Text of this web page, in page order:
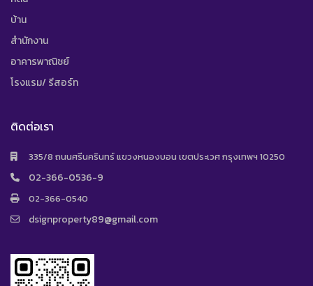
บ้าน
สำนักงาน
อาคารพาณิชย์
โรงแรม/ รีสอร์ท
ติดต่อเรา
335/8 ถนนศรีนครินทร์ แขวงหนองบอน เขตประเวศ กรุงเทพฯ 10250
02-366-0536-9
02-366-0540
dsignproperty89@gmail.com